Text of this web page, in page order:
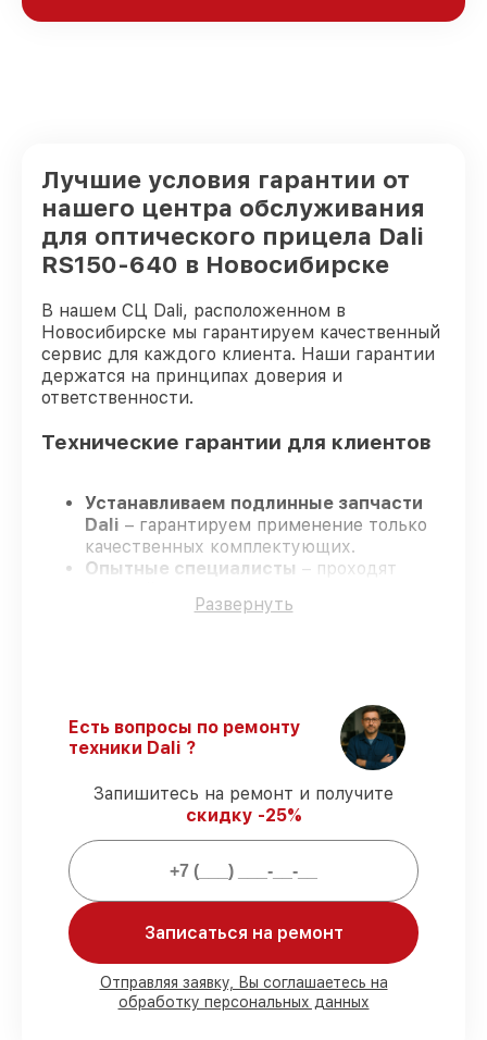
Лучшие условия гарантии от
нашего центра обслуживания
для оптического прицела Dali
RS150-640 в Новосибирске
В нашем СЦ Dali, расположенном в
Новосибирске мы гарантируем качественный
сервис для каждого клиента. Наши гарантии
держатся на принципах доверия и
ответственности.
Технические гарантии для клиентов
Устанавливаем подлинные запчасти
Dali – гарантируем применение только
качественных комплектующих.
Опытные специалисты – проходят
надёжную работу устройства после
Официальная гарантия
– все
ремонтные услуги и комплектующие
защищены гарантийной поддержкой до
3 лет.
Мы гарантируем:
80%
ремонтов проводим в присутствии
клиента
установке в Новосибирске, остальные
доставляются быстро
Развернуть
Есть вопросы по ремонту
техники Dali ?
Запишитесь на ремонт и получите
скидку -25%
Записаться на ремонт
Отправляя заявку, Вы соглашаетесь на
обработку персональных данных